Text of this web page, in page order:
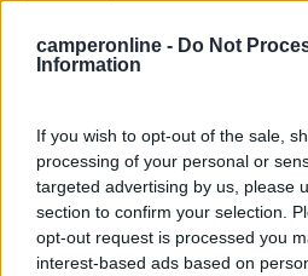
camperonline - Do Not
Information
If you wish to opt-out of the sale,
processing of your personal or
targeted advertising by us, please
section to confirm your selection.
opt-out request is processed you
interest-based ads based on
se si chiama XYZ che pochi
se forse potrebbe avere anche piu
____________________________________
Tommaso IZ4DJI
www.iz4dji.it